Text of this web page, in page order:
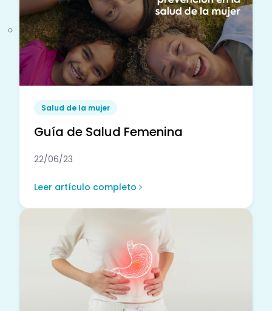
Salud de la mujer
Guía de Salud Femenina
22/06/23
Leer artículo completo